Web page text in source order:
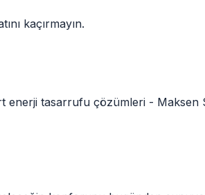
kaçırmayın.
enerji tasarrufu çözümleri - Maksen